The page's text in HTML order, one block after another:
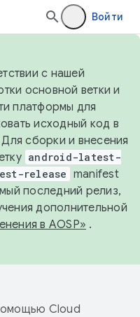
Войти
с нашей
основной ветки и
платформы для
исходный код в
сборки и внесения
android-latest-
release manifest
последний релиз,
дополнительной
в AOSP» .
Cloud